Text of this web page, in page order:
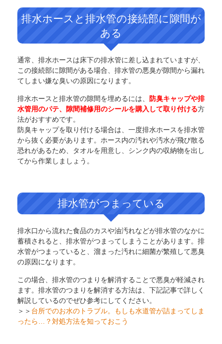
排水ホースと排水管の接続部に隙間が
ある
通常、排水ホースは床下の排水管に差し込まれていますが、
この接続部に隙間がある場合、排水管の悪臭が隙間から漏れ
てしまい嫌な臭いの原因になります。
排水ホースと排水管の隙間を埋めるには、
防臭キャップや排
水管用のパテ、隙間補修用のシールを購入して取り付ける方
法がおすすめです。
防臭キャップを取り付ける場合は、一度排水ホースを排水管
から抜く必要があります。ホース内の汚れや汚水が飛び散る
恐れがあるため、タオルを用意し、シンク内の収納物を出し
てから作業しましょう。
排水管がつまっている
排水口から流れた食品のカスや油汚れなどが排水管のなかに
蓄積されると、排水管がつまってしまうことがあります。排
水管がつまっていると、溜まった汚れに細菌が繁殖して悪臭
の原因になります。
この場合、排水管のつまりを解消することで悪臭が軽減され
ます。排水管のつまりを解消する方法は、下記記事で詳しく
解説しているのでぜひ参考にしてください。
＞＞ 台所でのお水のトラブル。もしも水道管が詰まってしま
ったら…？対処方法を知っておこう